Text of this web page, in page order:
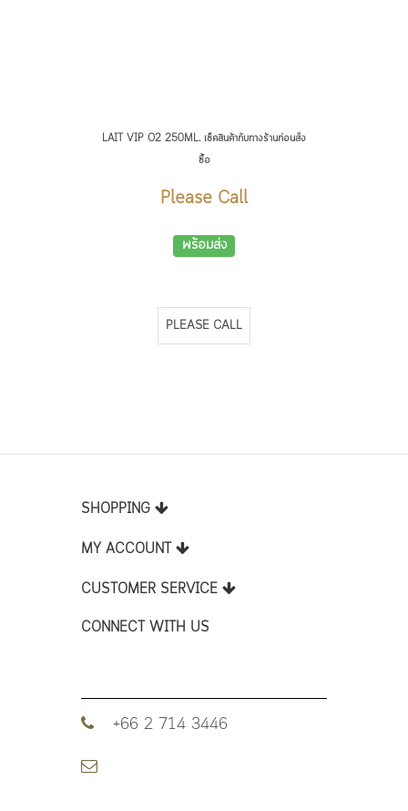
LAIT VIP O2 250ML. เช็คสินค้ากับทางร้านก่อนสั่ง
ซื้อ
Please Call
พร้อมส่ง
PLEASE CALL
SHOPPING
MY ACCOUNT
CUSTOMER SERVICE
CONNECT WITH US
+66 2 714 3446